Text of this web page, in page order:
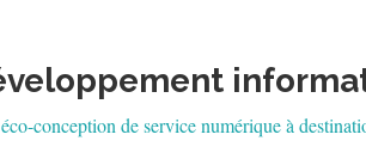
conception de service numérique à